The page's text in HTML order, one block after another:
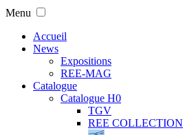
Menu
Accueil
News
Expositions
REE-MAG
Catalogue
Catalogue H0
TGV
REE COLLECTION